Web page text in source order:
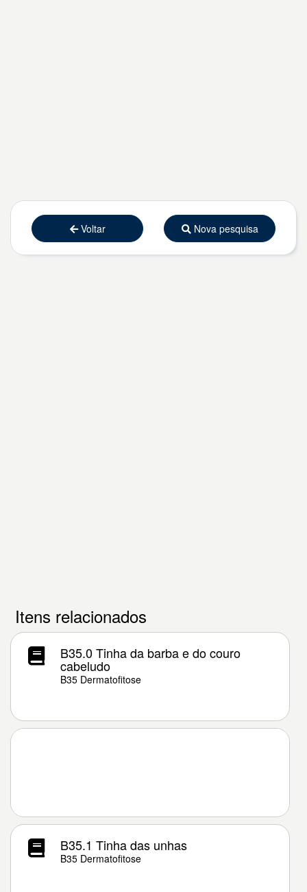
Voltar Nova pesquisa
Itens relacionados
B35.0 Tinha da barba e do couro
cabeludo
B35 Dermatofitose
B35.1 Tinha das unhas
B35 Dermatofitose